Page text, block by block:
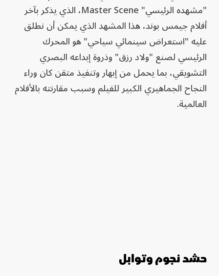
"مشهده الرئيسي" Master Scene، الذي يذكر بآخر
أفلام جيمس بوند، هذا المشهد الذي يمكن أن نطلق
عليه "استعراض سينمائي سياحي" هو المحرك
الرئيسي لصنع "ولاد رزق" وذروة إبداعه البصري
التشويقي، بما يحمل من إبهار وتنفيذ متقن كان وراء
النجاح الجماهيري الكبير للفيلم وسبب مقارنته بالأفلام
العالمية.
حشد نجوم وتوابل